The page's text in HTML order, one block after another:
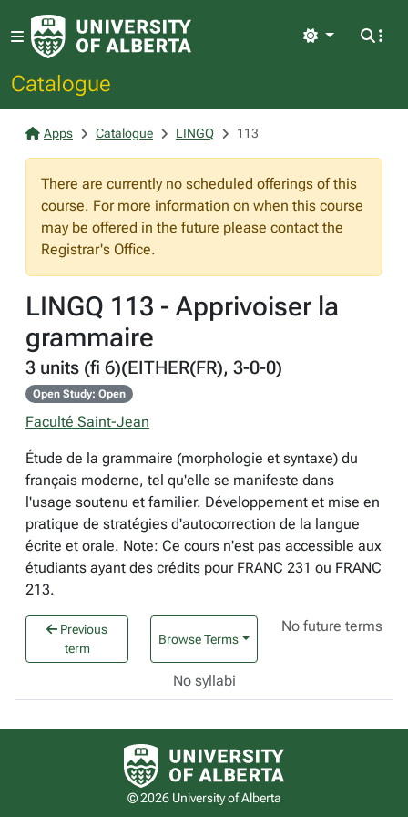
Catalogue
Light
Apps Catalogue LINGQ 113
There are currently no scheduled offerings of this
course. For more information on when this course
may be offered in the future please contact the
Registrar's Office.
LINGQ 113 - Apprivoiser la
grammaire
3 units (fi 6)(EITHER(FR), 3-0-0)
Open Study: Open
Faculté Saint-Jean
Étude de la grammaire (morphologie et syntaxe) du
français moderne, tel qu'elle se manifeste dans
l'usage soutenu et familier. Développement et mise en
pratique de stratégies d'autocorrection de la langue
écrite et orale. Note: Ce cours n'est pas accessible aux
étudiants ayant des crédits pour FRANC 231 ou FRANC
213.
Previous
term
Browse Terms
No future terms
No syllabi
University of Alberta logo
© 2026 University of Alberta